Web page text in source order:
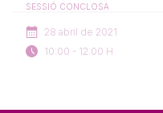
SESSIÓ CONCLOSA
28 abril de 2021
10:00 - 12:00 H